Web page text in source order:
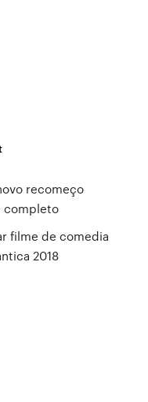
recomeço
completo
filme de comedia
2018